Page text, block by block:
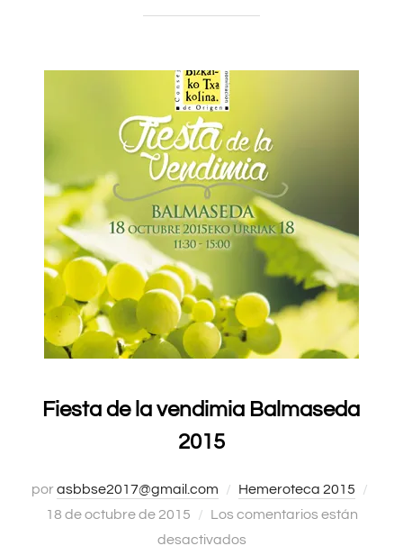
Fiesta de la vendimia Balmaseda
2015
porasbbse2017@gmail.com Hemeroteca 2015
18 de octubre de 2015
Los comentarios están
desactivados